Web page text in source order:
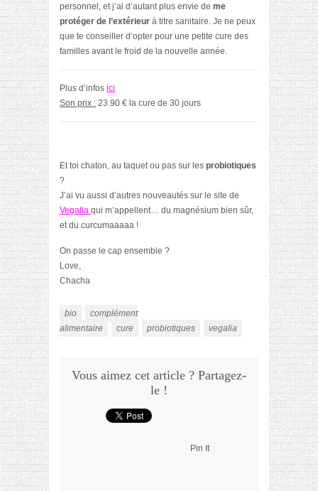
personnel, et j’ai d’autant plus envie de me
protéger de l’extérieur à titre sanitaire. Je ne peux
que te conseiller d’opter pour une petite cure des
familles avant le froid de la nouvelle année.
Plus d’infos ici
Son prix : 23.90 € la cure de 30 jours
Et toi chaton, au taquet ou pas sur les probiotiques
?
J’ai vu aussi d’autres nouveautés sur le site de
Vegalia qui m’appellent… du magnésium bien sûr,
et du curcumaaaaa !
On passe le cap ensemble ?
Love,
Chacha
bio
complément
alimentaire
cure probiotiques vegalia
Vous aimez cet article ? Partagez-
le !
Pin It